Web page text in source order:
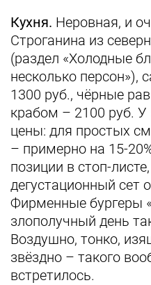
Кухня. Неровная, и
Строганина из
(раздел «Холодные
несколько персон»),
1300 руб., чёрные
крабом – 2100 руб.
цены: для простых
– примерно на 15-
позиции в стоп-
дегустационный сет
Фирменные бургеры
злополучный день
Воздушно, тонко,
звёздно – такого
встретилось.